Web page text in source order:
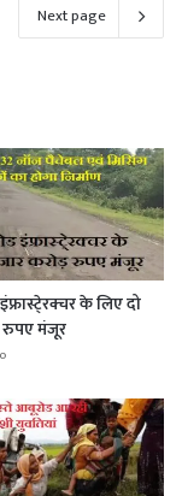
Next page
के लिए दो
रुपए मंजूर